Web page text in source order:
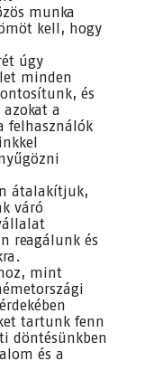
munka
kell, hogy
úgy
minden
és
a
felhasználók
átalakítjuk,
váró
reagálunk és
mint
tartunk fenn
döntésünkben
és a